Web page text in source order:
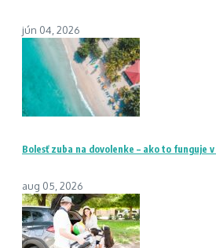
jún 04, 2026
Bolesť zuba na dovolenke – ako to funguje
aug 05, 2026